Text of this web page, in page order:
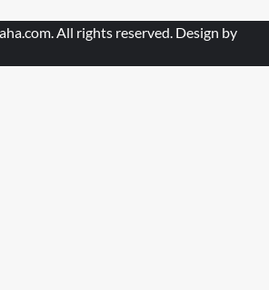
. All rights reserved. Design by